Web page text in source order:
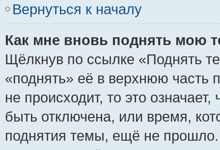
Вернуться к началу
Как мне вновь поднять мою
Щёлкнув по ссылке «Поднять
«поднять» её в верхнюю часть
не происходит, то это
быть отключена, или время,
поднятия темы, ещё не